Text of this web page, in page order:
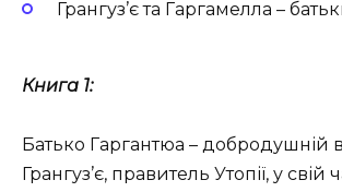
Грангуз’є та Гаргамелла –
Книга 1:
Батько Гаргантюа – добродушній
Грангуз’є, правитель Утопії, у свій